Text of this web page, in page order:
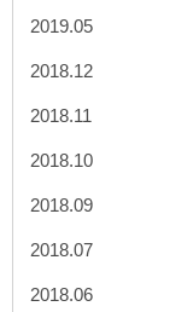
2019.05
2018.12
2018.11
2018.10
2018.09
2018.07
2018.06